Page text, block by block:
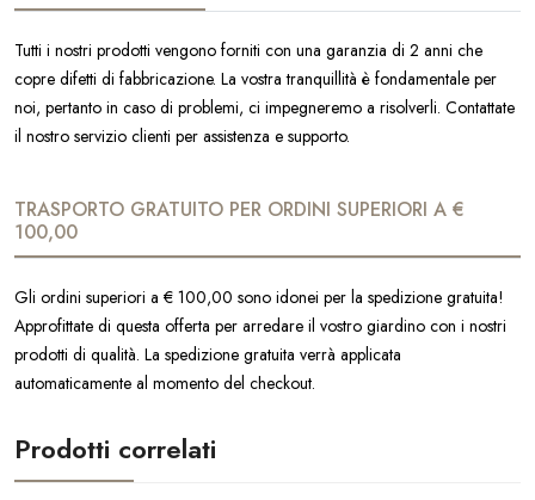
Tutti i nostri prodotti vengono forniti con una garanzia di 2 anni che
copre difetti di fabbricazione. La vostra tranquillità è fondamentale per
noi, pertanto in caso di problemi, ci impegneremo a risolverli. Contattate
il nostro servizio clienti per assistenza e supporto.
TRASPORTO GRATUITO PER ORDINI SUPERIORI A €
100,00
Gli ordini superiori a € 100,00 sono idonei per la spedizione gratuita!
Approfittate di questa offerta per arredare il vostro giardino con i nostri
prodotti di qualità. La spedizione gratuita verrà applicata
automaticamente al momento del checkout.
Prodotti correlati